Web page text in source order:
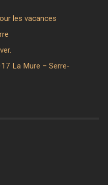
les vacances
La Mure – Serre-